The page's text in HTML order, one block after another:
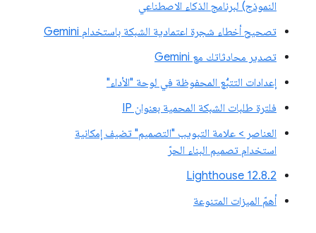
النموذج) لبرنامج الذكاء الاصطناعي
تصحيح أخطاء شجرة اعتمادية الشبكة باستخدام Gemini
تصدير محادثاتك مع Gemini
إعدادات التتبُّع المحفوظة في لوحة "الأداء"
فلترة طلبات الشبكة المحمية بعنوان IP
العناصر > علامة التبويب "التصميم" تضيف إمكانية
استخدام تصميم البناء الحرّ
‫Lighthouse 12.8.2
أهمّ الميزات المتنوعة